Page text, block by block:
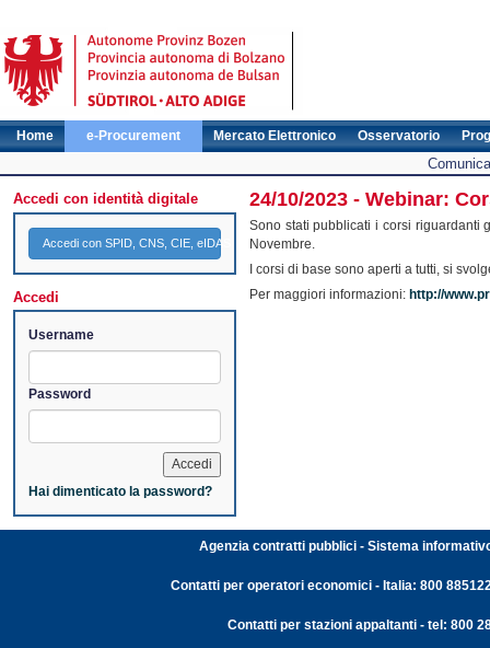
Home e-Procurement Mercato Elettronico Osservatorio
Accedi con identità digitale
Accedi con SPID, CNS, CIE, eIDAS
Accedi
Username
Password
Hai dimenticato la password?
24/10/2023 - Webinar:
Sono stati pubblicati i corsi riguardanti
Novembre.
I corsi di base sono aperti a tutti, si
Per maggiori informazioni: http://
Agenzia contratti pubblici - Sistema
Contatti per operatori economici - Italia: 800
Contatti per stazioni appaltanti - tel: 800